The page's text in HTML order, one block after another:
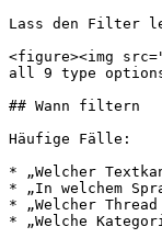
Lass den Filter
<figure><img
all 9 type
## Wann filtern
Häufige Fälle:
* „Welcher
* „In welchem
* „Welcher
* „Welche